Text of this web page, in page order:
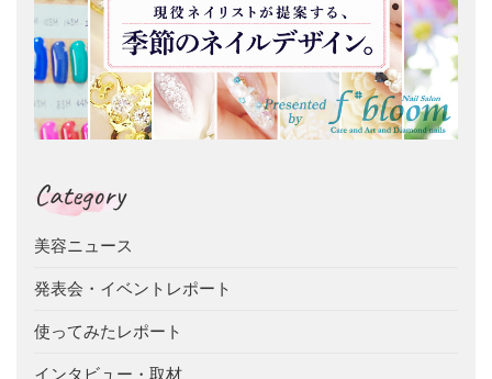
Category
美容ニュース
発表会・イベントレポート
使ってみたレポート
インタビュー・取材